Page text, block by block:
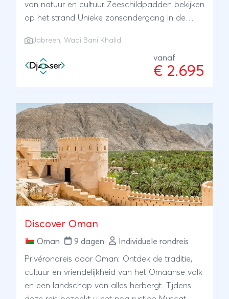
plaats van met eigen huurauto. Vraag gerust
naar de mogelijkheden.
van natuur en cultuur Zeeschildpadden bekijken
op het strand Unieke zonsondergang in de
Jabreen, Wadi Bani Khalid
vanaf
€ 2.695
Discover Oman
Oman 9 dagen Individuele rondreis
Privérondreis door Oman: Ontdek de traditie,
cultuur en vriendelijkheid van het Omaanse volk
en een landschap van alles herbergt. Tijdens